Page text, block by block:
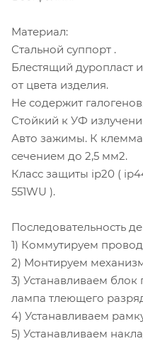
Материал:
Стальной суппорт .
Блестящий дуропласт
от цвета изделия.
Не содержит
Стойкий к УФ
Авто зажимы. К
сечением до 2,5 мм2.
Класс защиты ip20 (
551WU ).
Последовательность
1) Коммутируем
2) Монтируем
3) Устанавливаем блок
лампа тлеющего
4) Устанавливаем
5) Устанавливаем